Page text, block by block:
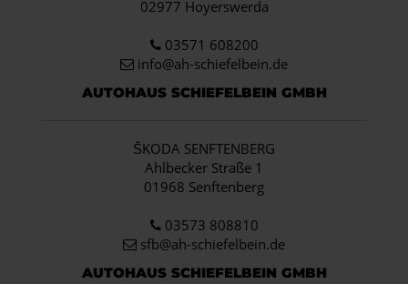
02977 Hoyerswerda
03571 608200
info@ah-schiefelbein.de
AUTOHAUS SCHIEFELBEIN GMBH
ŠKODA SENFTENBERG
Ahlbecker Straße 1
01968 Senftenberg
03573 808810
sfb@ah-schiefelbein.de
AUTOHAUS SCHIEFELBEIN GMBH